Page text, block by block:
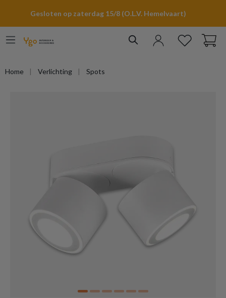
Gesloten op zaterdag 15/8 (O.L.V. Hemelvaart)
Home Verlichting Spots